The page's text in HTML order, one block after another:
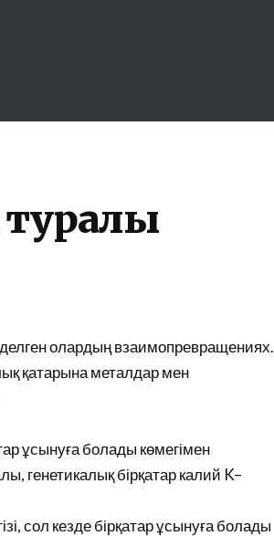
туралы
олардың взаимопревращениях.
қатарына металдар мен
ұсынуға болады көмегімен
генетикалық бірқатар калий K–
сол кезде бірқатар ұсынуға болады